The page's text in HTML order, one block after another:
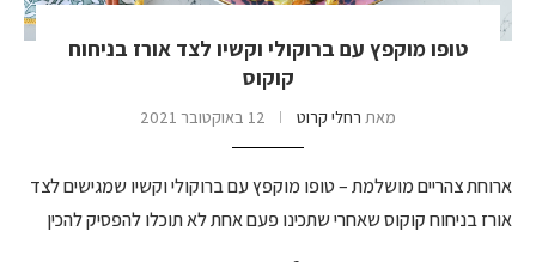
טופו מוקפץ עם ברוקולי וקשיו לצד אורז בניחוח
קוקוס
מאת רחלי קרוט 12 באוקטובר 2021
ארוחת צהריים מושלמת – טופו מוקפץ עם ברוקולי וקשיו שמגישים לצד
אורז בניחוח קוקוס שאחרי שתכינו פעם אחת לא תוכלו להפסיק להכין